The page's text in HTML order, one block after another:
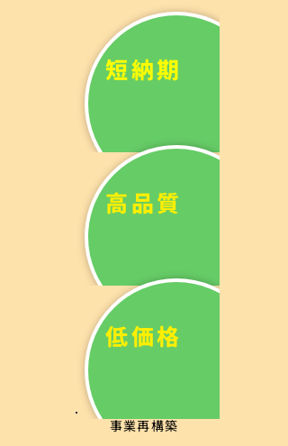
短納期
高品質
低価格
事業再構築